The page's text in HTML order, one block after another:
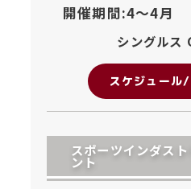
開催期間:4〜4月
シングルス
スケジュール
スポーツインダス
ント